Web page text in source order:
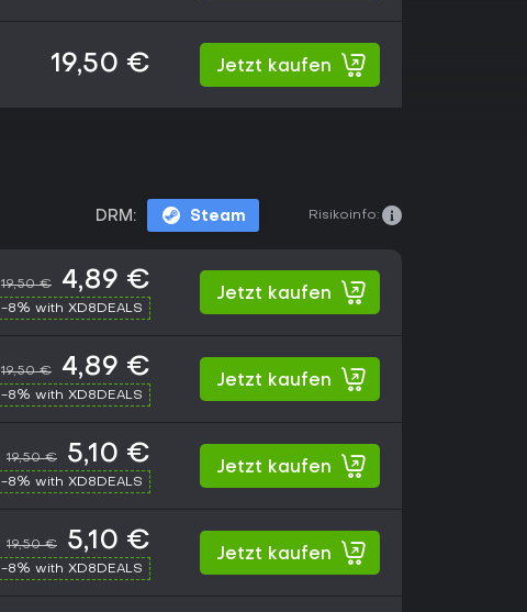
19,50 € Jetzt kaufen
DRM: Steam Risikoinfo:
19,50 € 4,89 €
-8% with XD8DEALS
Jetzt kaufen
19,50 € 4,89 €
-8% with XD8DEALS
Jetzt kaufen
19,50 € 5,10 €
-8% with XD8DEALS
Jetzt kaufen
19,50 € 5,10 €
-8% with XD8DEALS
Jetzt kaufen